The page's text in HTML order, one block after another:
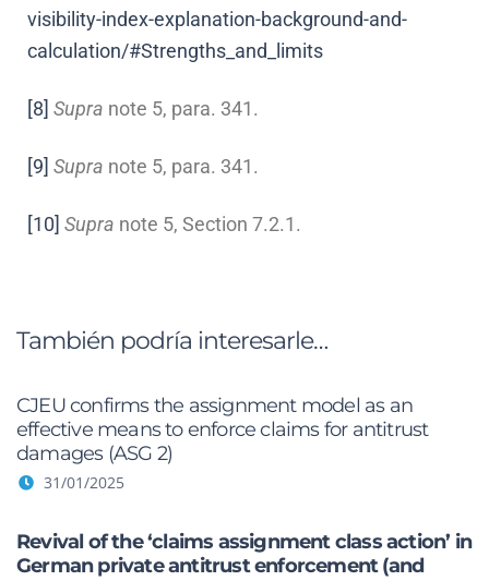
visibility-index-explanation-background-and-
calculation/#Strengths_and_limits
[8] Supra note 5, para. 341.
[9] Supra note 5, para. 341.
[10] Supra note 5, Section 7.2.1.
También podría interesarle…
CJEU confirms the assignment model as an
effective means to enforce claims for antitrust
damages (ASG 2)
31/01/2025
Revival of the ‘claims assignment class action’ in
German private antitrust enforcement (and